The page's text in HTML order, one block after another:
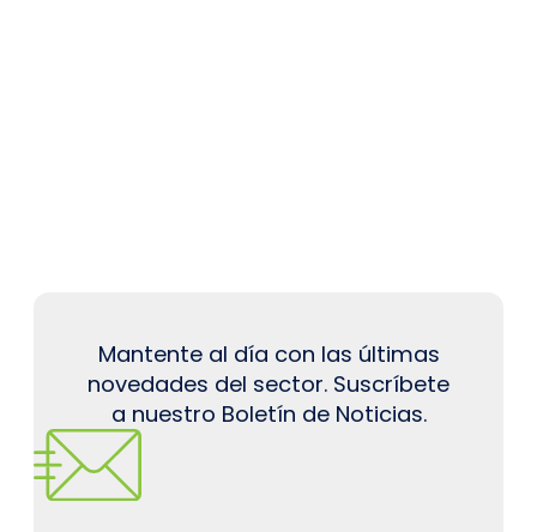
Mantente al día con las últimas
novedades del sector. Suscríbete
a nuestro Boletín de Noticias.